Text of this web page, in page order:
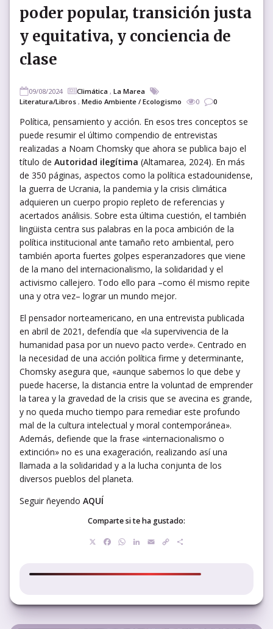
poder popular, transición justa
y equitativa, y conciencia de
clase
09/08/2024 Climática , La Marea
Literatura/Libros , Medio Ambiente / Ecologismo 0 0
Política, pensamiento y acción. En esos tres conceptos se
puede resumir el último compendio de entrevistas
realizadas a Noam Chomsky que ahora se publica bajo el
título de Autoridad ilegítima (Altamarea, 2024). En más
de 350 páginas, aspectos como la política estadounidense,
la guerra de Ucrania, la pandemia y la crisis climática
adquieren un cuerpo propio repleto de referencias y
acertados análisis. Sobre esta última cuestión, el también
lingüista centra sus palabras en la poca ambición de la
política institucional ante tamaño reto ambiental, pero
también aporta fuertes golpes esperanzadores que viene
de la mano del internacionalismo, la solidaridad y el
activismo callejero. Todo ello para –como él mismo repite
una y otra vez– lograr un mundo mejor.
El pensador norteamericano, en una entrevista publicada
en abril de 2021, defendía que «la supervivencia de la
humanidad pasa por un nuevo pacto verde». Centrado en
la necesidad de una acción política firme y determinante,
Chomsky asegura que, «aunque sabemos lo que debe y
puede hacerse, la distancia entre la voluntad de emprender
la tarea y la gravedad de la crisis que se avecina es grande,
y no queda mucho tiempo para remediar este profundo
mal de la cultura intelectual y moral contemporánea».
Además, defiende que la frase «internacionalismo o
extinción» no es una exageración, realizando así una
llamada a la solidaridad y a la lucha conjunta de los
diversos pueblos del planeta.
Seguir ñeyendo AQUÍ
Comparte si te ha gustado:
Facebook
WhatsApp
LinkedIn
EmailCopy